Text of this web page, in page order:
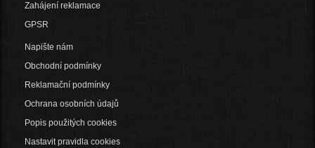
Zahájení reklamace
GPSR
Napište nám
Obchodní podmínky
Reklamační podmínky
Ochrana osobních údajů
Popis použitých cookies
Nastavit pravidla cookies